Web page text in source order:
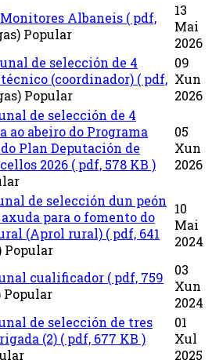
Albaneis ( pdf,
Popular
13
Mai
2026
de selección de 4
(coordinador) ( pdf,
Popular
09
Xun
2026
de selección de 4
ao abeiro do Programa
Plan Deputación de
2026 ( pdf, 578 KB )
05
Xun
2026
de selección dun peón
para o fomento do
(Aprol rural) ( pdf, 641
Popular
10
Mai
2024
cualificador ( pdf, 759
Popular
03
Xun
2024
de selección de tres
(2) ( pdf, 677 KB )
01
Xul
2025